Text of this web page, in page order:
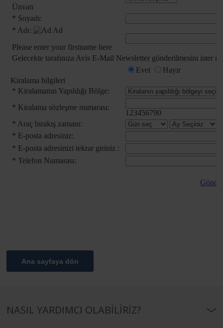
Ana sayfaya dön
NASIL YARDIMCI OLABILIRIZ?